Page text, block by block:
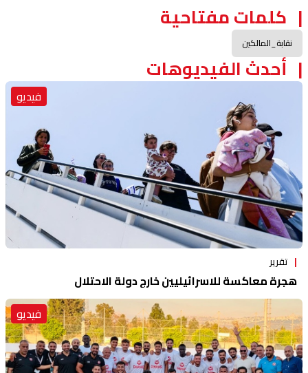
كلمات مفتاحية
نقابة_المالكين
أحدث الفيديوهات
فيديو
تقرير
هجرة معاكسة للاسرائيليين خارج دولة الاحتلال
فيديو